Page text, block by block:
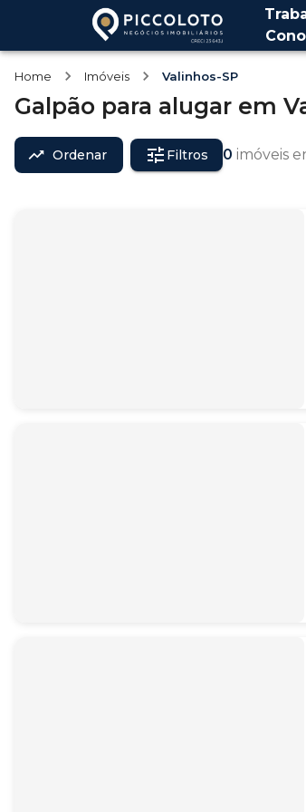
Home Imóveis Valinhos-SP
Galpão para alugar em
Ordenar Filtros 0 imóveis